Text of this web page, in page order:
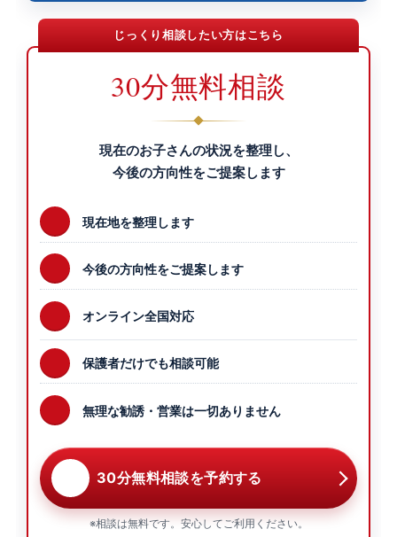
じっくり相談したい方はこちら
30分無料相談
現在のお子さんの状況を整理し、
今後の方向性をご提案します
現在地を整理します
今後の方向性をご提案します
オンライン全国対応
保護者だけでも相談可能
無理な勧誘・営業は一切ありません
30分無料相談を予約する
※相談は無料です。安心してご利用ください。